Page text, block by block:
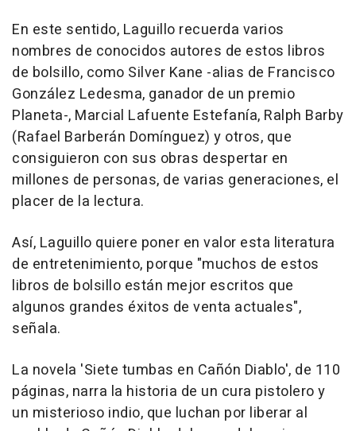
En este sentido, Laguillo recuerda varios
nombres de conocidos autores de estos libros
de bolsillo, como Silver Kane -alias de Francisco
González Ledesma, ganador de un premio
Planeta-, Marcial Lafuente Estefanía, Ralph Barby
(Rafael Barberán Domínguez) y otros, que
consiguieron con sus obras despertar en
millones de personas, de varias generaciones, el
placer de la lectura.
Así, Laguillo quiere poner en valor esta literatura
de entretenimiento, porque "muchos de estos
libros de bolsillo están mejor escritos que
algunos grandes éxitos de venta actuales",
señala.
La novela 'Siete tumbas en Cañón Diablo', de 110
páginas, narra la historia de un cura pistolero y
un misterioso indio, que luchan por liberar al